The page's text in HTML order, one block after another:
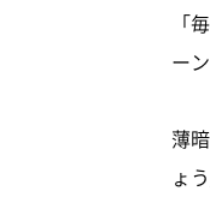
「
ー
薄
ょう